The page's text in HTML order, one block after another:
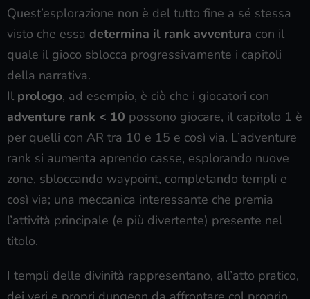
Quest’esplorazione non è del tutto fine a sé stessa
visto che essa determina il rank avventura con il
quale il gioco sblocca progressivamente i capitoli
della narrativa.
Il prologo, ad esempio, è ciò che i giocatori con
adventure rank < 10 possono giocare, il capitolo 1 è
per quelli con AR tra 10 e 15 e così via. L’adventure
rank si aumenta aprendo casse, esplorando nuove
zone, sbloccando waypoint, completando templi e
così via; una meccanica interessante che premia
l’attività principale (e più divertente) presente nel
titolo.
I templi delle divinità rappresentano, all’atto pratico,